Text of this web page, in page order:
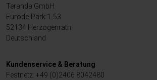
Teranda GmbH
Eurode-Park 1-53
52134 Herzogenrath
Deutschland
Kundenservice & Beratung
Festnetz: +49 (0)2406 8042480